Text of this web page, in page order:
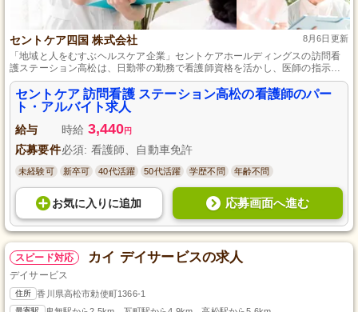
セントケア四国 株式会社 8月6日更新
「地域と人をむすぶヘルスケア企業」セントケアホールディングスの訪問看
護ステーション高松は、日勤帯の勤務で看護師資格を活かし、医師の指示に
基づいた医療処置やご家族への介護指導をする看護師を募集しています。初
めての方や、パート・アルバイト希望の方も歓迎で、業務は先輩スタッフの
サポートと業務支援システムの導入により、スムーズに担当いただけます。
セントケア 訪問看護 ステーション高松の看護師のパー
ト・アルバイト求人
給与 時給 3,440円
応募要件必須: 看護師、自動車免許
未経験可 新卒可 40代活躍 50代活躍 学歴不問 年齢不問
お気に入り に追加 応募画面へ進む
スピード対応 カイ デイサービスの求人
デイサービス
住所 香川県高松市勅使町1366-1